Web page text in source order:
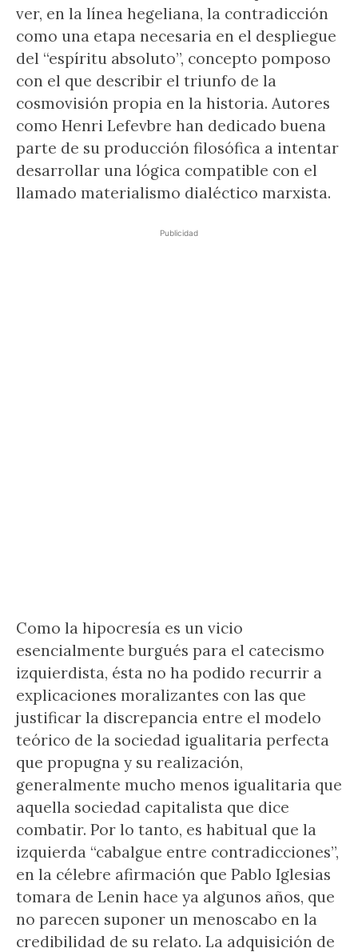
ver, en la línea hegeliana, la contradicción
como una etapa necesaria en el despliegue
del “espíritu absoluto”, concepto pomposo
con el que describir el triunfo de la
cosmovisión propia en la historia. Autores
como Henri Lefevbre han dedicado buena
parte de su producción filosófica a intentar
desarrollar una lógica compatible con el
llamado materialismo dialéctico marxista.
Publicidad
Como la hipocresía es un vicio
esencialmente burgués para el catecismo
izquierdista, ésta no ha podido recurrir a
explicaciones moralizantes con las que
justificar la discrepancia entre el modelo
teórico de la sociedad igualitaria perfecta
que propugna y su realización,
generalmente mucho menos igualitaria que
aquella sociedad capitalista que dice
combatir. Por lo tanto, es habitual que la
izquierda “cabalgue entre contradicciones”,
en la célebre afirmación que Pablo Iglesias
tomara de Lenin hace ya algunos años, que
no parecen suponer un menoscabo en la
credibilidad de su relato. La adquisición de